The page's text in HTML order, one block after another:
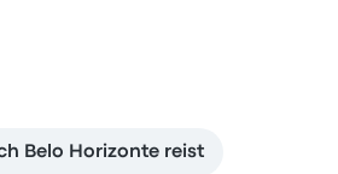
Belo Horizonte reist